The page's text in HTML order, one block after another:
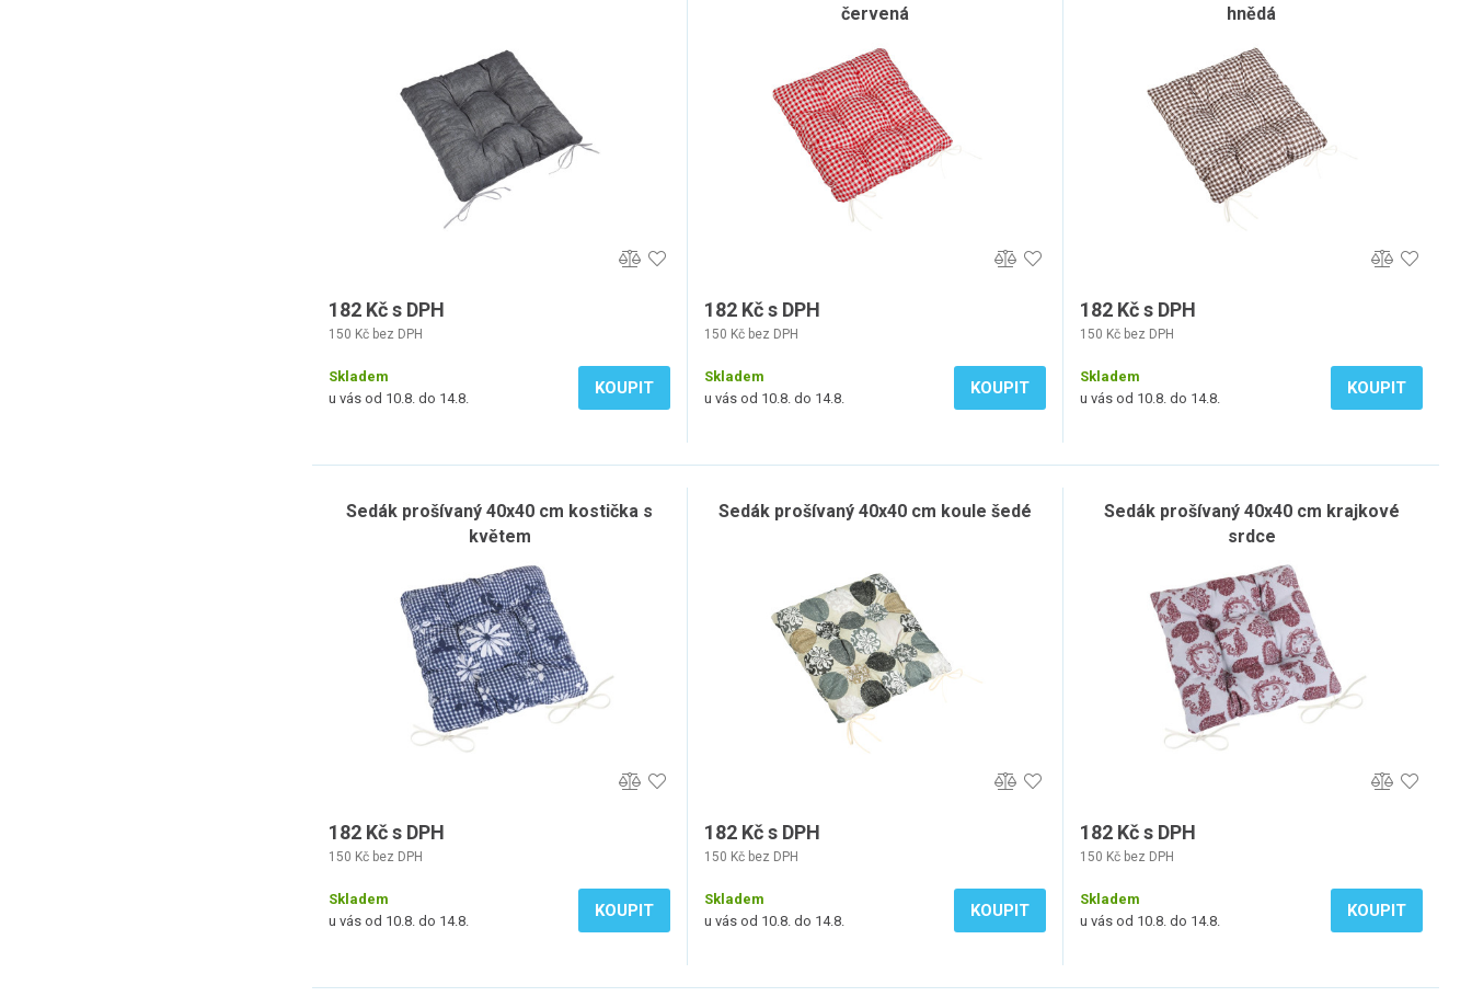
182 Kč s DPH
150 Kč bez DPH
Skladem
u vás od 10.8. do 14.8.
KOUPIT
červená
182 Kč s DPH
150 Kč bez DPH
Skladem
u vás od 10.8. do 14.8.
KOUPIT
hnědá
182 Kč s DPH
150 Kč bez DPH
Skladem
u vás od 10.8. do 14.8.
KOUPIT
Sedák prošívaný 40x40 cm kostička s
květem
182 Kč s DPH
150 Kč bez DPH
Skladem
u vás od 10.8. do 14.8.
KOUPIT
Sedák prošívaný 40x40 cm koule šedé
182 Kč s DPH
150 Kč bez DPH
Skladem
u vás od 10.8. do 14.8.
KOUPIT
Sedák prošívaný 40x40 cm krajkové
srdce
182 Kč s DPH
150 Kč bez DPH
Skladem
u vás od 10.8. do 14.8.
KOUPIT